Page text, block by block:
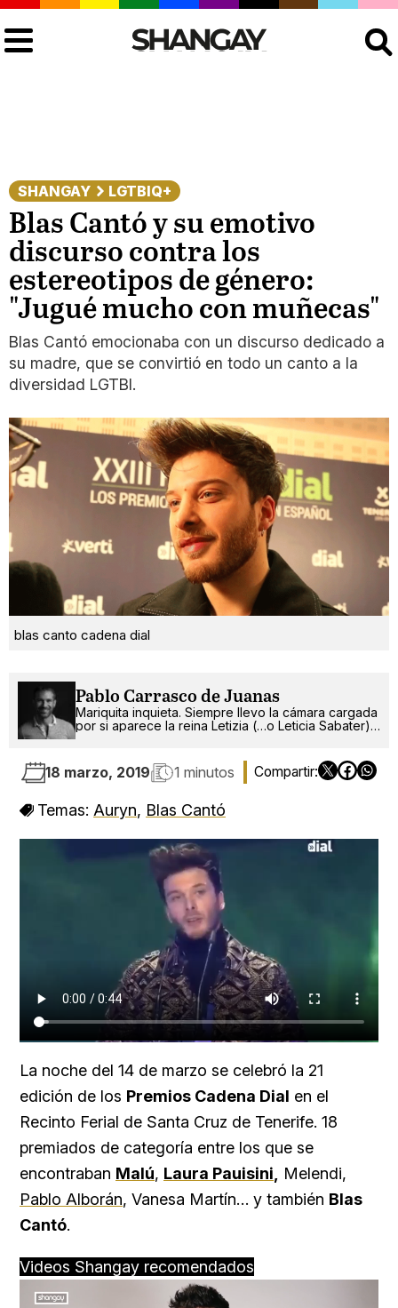
SHANGAY LGTBIQ+
Blas Cantó y su emotivo
discurso contra los
estereotipos de género:
"Jugué mucho con muñecas"
Blas Cantó emocionaba con un discurso dedicado a
su madre, que se convirtió en todo un canto a la
diversidad LGTBI.
blas canto cadena dial
Pablo Carrasco de Juanas
Mariquita inquieta. Siempre llevo la cámara cargada
por si aparece la reina Letizia (…o Leticia Sabater).
18 marzo, 2019 1 minutos
Temas: Auryn, Blas Cantó
La noche del 14 de marzo se celebró la 21
edición de los Premios Cadena Dial en el
Recinto Ferial de Santa Cruz de Tenerife. 18
premiados de categoría entre los que se
encontraban Malú, Laura Pauisini, Melendi,
Pablo Alborán, Vanesa Martín… y también Blas
Cantó.
Videos Shangay recomendados